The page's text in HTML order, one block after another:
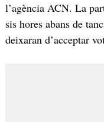
l’agència ACN. La
sis hores abans de
deixaran d’acceptar